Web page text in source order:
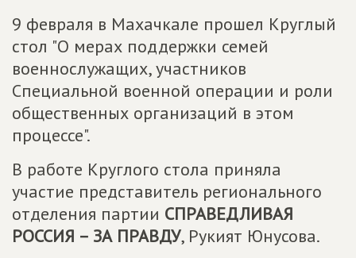
9 февраля в Махачкале прошел Круглый
стол "О мерах поддержки семей
военнослужащих, участников
Специальной военной операции и роли
общественных организаций в этом
процессе".
В работе Круглого стола приняла
участие представитель регионального
отделения партии СПРАВЕДЛИВАЯ
РОССИЯ – ЗА ПРАВДУ, Рукият Юнусова.